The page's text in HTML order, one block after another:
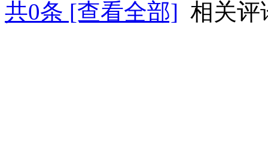
共0条 [查看全部] 相关评